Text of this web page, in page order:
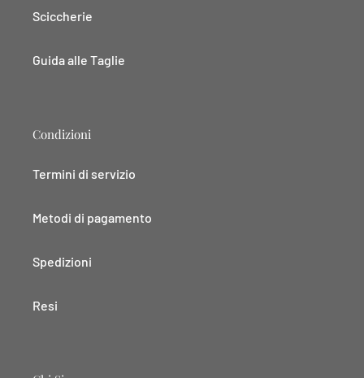
Sciccherie
Guida alle Taglie
Condizioni
Termini di servizio
Metodi di pagamento
Spedizioni
Resi